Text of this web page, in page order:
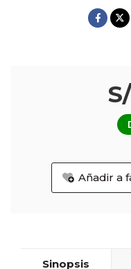
Añadir a
Sinopsis